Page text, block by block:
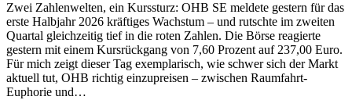
Zwei Zahlenwelten, ein Kurssturz: OHB SE meldete gestern für das
erste Halbjahr 2026 kräftiges Wachstum – und rutschte im zweiten
Quartal gleichzeitig tief in die roten Zahlen. Die Börse reagierte
gestern mit einem Kursrückgang von 7,60 Prozent auf 237,00 Euro.
Für mich zeigt dieser Tag exemplarisch, wie schwer sich der Markt
aktuell tut, OHB richtig einzupreisen – zwischen Raumfahrt-
Euphorie und…